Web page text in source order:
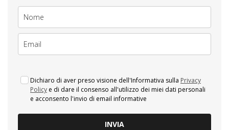
Dichiaro di aver preso visione dell'Informativa sulla Privacy
Policy e di dare il consenso all'utilizzo dei miei dati personali
e acconsento l'invio di email informative
INVIA